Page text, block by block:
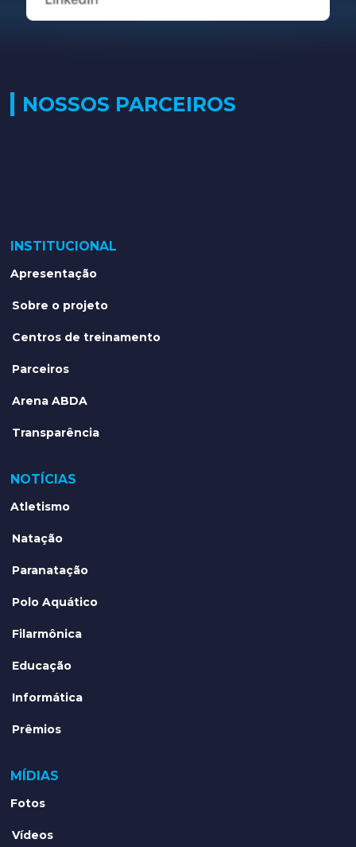
NOSSOS PARCEIROS
INSTITUCIONAL
Apresentação
Sobre o projeto
Centros de treinamento
Parceiros
Arena ABDA
Transparência
NOTÍCIAS
Atletismo
Natação
Paranatação
Polo Aquático
Filarmônica
Educação
Informática
Prêmios
MÍDIAS
Fotos
Vídeos